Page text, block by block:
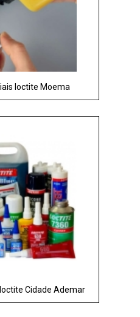
loctite Moema
Cidade Ademar